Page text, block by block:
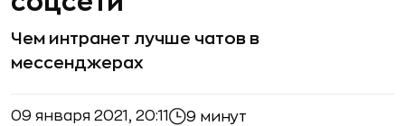
Чем интранет лучше чатов в
мессенджерах
09 января 2021, 20:11 9 минут